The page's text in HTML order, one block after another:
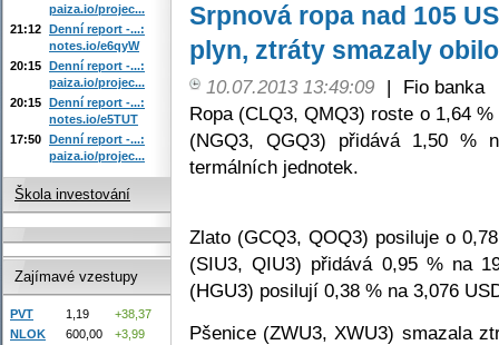
Srpnová ropa nad 105
plyn, ztráty smazaly
10.07.2013 13:49:09 |
Fio banka
Ropa (CLQ3, QMQ3) roste o 1,64
(NGQ3, QGQ3) přidává 1,50 %
termálních jednotek.
Zlato (GCQ3, QOQ3) posiluje o
(SIU3, QIU3) přidává 0,95 % na
(HGU3) posilují 0,38 % na 3,076
Pšenice (ZWU3, XWU3) smazala
paiza.io/projec...
21:12 Denní report -...:
notes.io/e6qyW
20:15 Denní report -...:
paiza.io/projec...
20:15 Denní report -...:
notes.io/e5TUT
17:50 Denní report -...:
paiza.io/projec...
Škola investování
Zajímavé vzestupy
PVT 1,19
+38,37
NLOK
600,00
+3,99